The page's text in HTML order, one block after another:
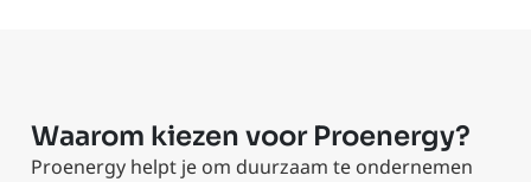
Waarom kiezen voor Proenergy?
Proenergy helpt je om duurzaam te ondernemen